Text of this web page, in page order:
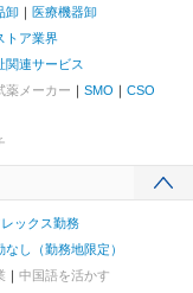
卸
医療機器卸
トア業界
関連サービス
薬メーカー SMO
CSO
レックス勤務
なし（勤務地限定）
中国語を活かす